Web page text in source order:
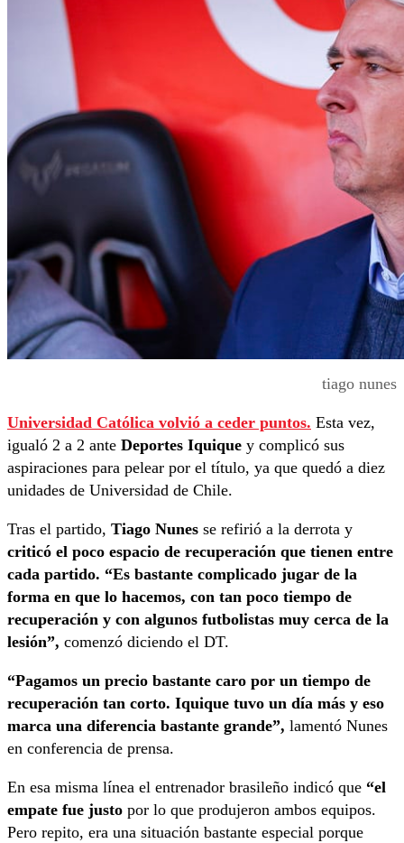
tiago nunes
Universidad Católica volvió a ceder puntos. Esta vez,
igualó 2 a 2 ante Deportes Iquique y complicó sus
aspiraciones para pelear por el título, ya que quedó a diez
unidades de Universidad de Chile.
Tras el partido, Tiago Nunes se refirió a la derrota y
criticó el poco espacio de recuperación que tienen entre
cada partido. “Es bastante complicado jugar de la
forma en que lo hacemos, con tan poco tiempo de
recuperación y con algunos futbolistas muy cerca de la
lesión”, comenzó diciendo el DT.
“Pagamos un precio bastante caro por un tiempo de
recuperación tan corto. Iquique tuvo un día más y eso
marca una diferencia bastante grande”, lamentó Nunes
en conferencia de prensa.
En esa misma línea el entrenador brasileño indicó que “el
empate fue justo por lo que produjeron ambos equipos.
Pero repito, era una situación bastante especial porque